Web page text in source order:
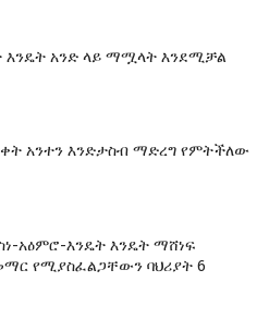
እንዴት አንድ ላይ ማሟላት እንደሚቻል
አንተን እንድታስብ ማድረግ የምትችለው
አዕምሮ-እንዴት እንዴት ማሸነፍ
የሚያስፈልጋቸውን ባህሪያት 6